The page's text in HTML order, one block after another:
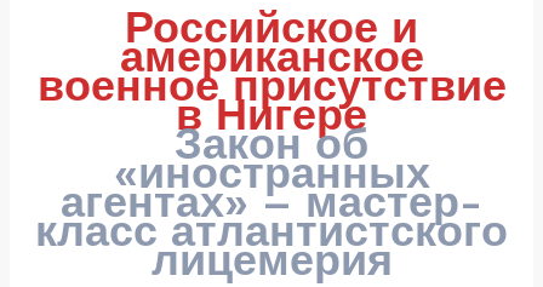
Российское и
американское
военное присутствие
в Нигере
Закон об
«иностранных
агентах» – мастер-
класс атлантистского
лицемерия